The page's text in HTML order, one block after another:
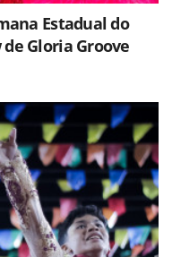
Estadual do
de Gloria Groove